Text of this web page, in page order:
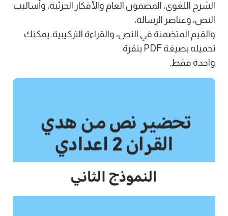
الشرح اللغوي، المضمون العام والأفكار الجزئية، وأساليب
النص، وعناصر الرسالة،
والقيم المتضمنة في النص، والقراءة التركيبية. يمكنك
تحميله بصيغة PDF بنقرة
واحدة فقط.